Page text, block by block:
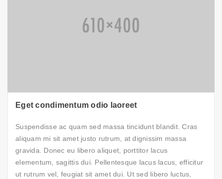
Eget condimentum odio laoreet
Suspendisse ac quam sed massa tincidunt blandit. Cras
aliquam mi sit amet justo rutrum, at dignissim massa
gravida. Donec eu libero aliquet, porttitor lacus
elementum, sagittis dui. Pellentesque lacus lacus, efficitur
ut rutrum vel, feugiat sit amet dui. Ut sed libero luctus,